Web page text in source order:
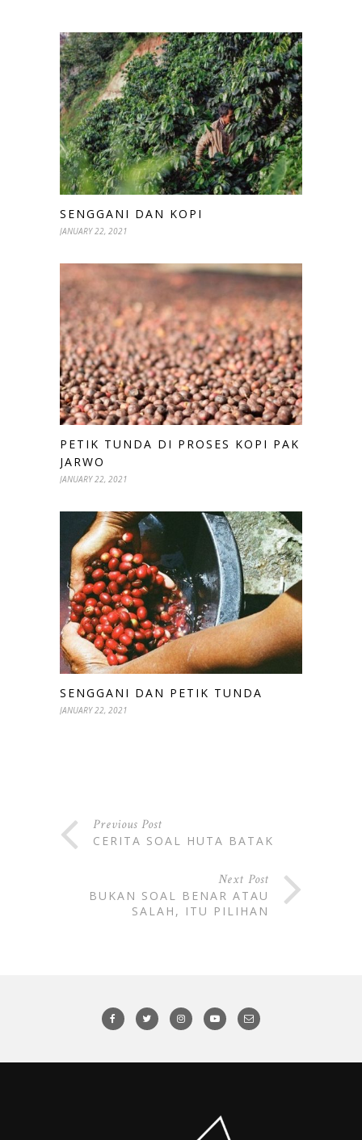
SENGGANI DAN KOPI
JANUARY 22, 2021
PETIK TUNDA DI PROSES KOPI PAK
JARWO
JANUARY 22, 2021
SENGGANI DAN PETIK TUNDA
JANUARY 22, 2021
Previous Post
CERITA SOAL HUTA BATAK
Next Post
BUKAN SOAL BENAR ATAU
SALAH, ITU PILIHAN